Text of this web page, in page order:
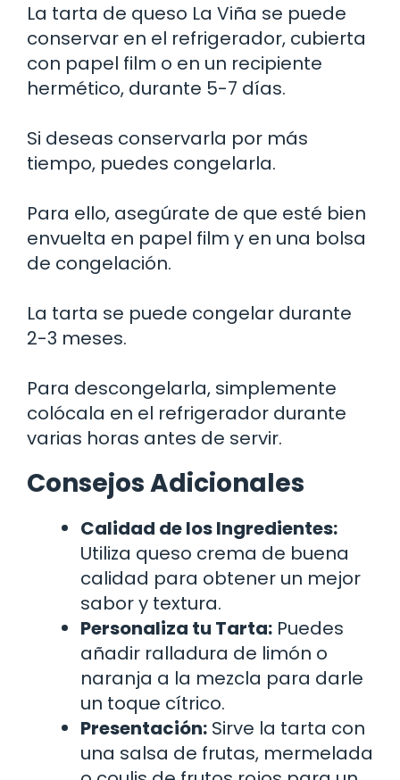
La tarta de queso La Viña se puede
conservar en el refrigerador, cubierta
con papel film o en un recipiente
hermético, durante 5-7 días.
Si deseas conservarla por más
tiempo, puedes congelarla.
Para ello, asegúrate de que esté bien
envuelta en papel film y en una bolsa
de congelación.
La tarta se puede congelar durante
2-3 meses.
Para descongelarla, simplemente
colócala en el refrigerador durante
varias horas antes de servir.
Consejos Adicionales
Calidad de los Ingredientes:
Utiliza queso crema de buena
calidad para obtener un mejor
sabor y textura.
Personaliza tu Tarta: Puedes
añadir ralladura de limón o
naranja a la mezcla para darle
un toque cítrico.
Presentación: Sirve la tarta con
una salsa de frutas, mermelada